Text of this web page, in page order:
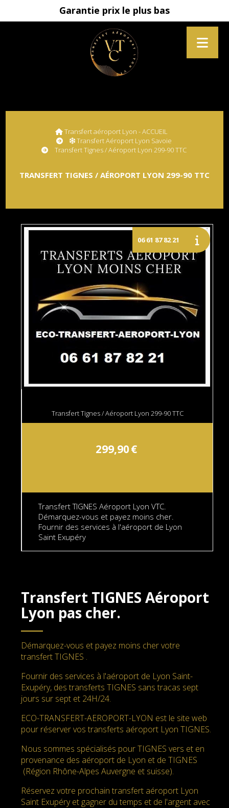
Garantie prix le plus bas
Transfert aéroport Lyon - ACCUEIL
Transfert Aéroport Lyon Savoie
Transfert Tignes / Aéroport Lyon 299-90 TTC
TRANSFERT TIGNES / AÉROPORT LYON 299-90 TTC
Transfert Tignes / Aéroport Lyon 299-90 TTC
299,90€
Transfert TIGNES Aéroport Lyon VTC.
Démarquez-vous et payez moins cher.
Fournir des services à l'aéroport de Lyon
Saint Exupéry
Transfert TIGNES Aéroport
Lyon pas cher.
Démarquez-vous et payez moins cher votre
transfert TIGNES .
Fournir des services à l'aéroport de Lyon Saint-
Exupéry, des transferts TIGNES sans tracas sept
jours sur sept et 24H/24.
ECO-TRANSFERT-AEROPORT-LYON est le site web
pour réserver vos transferts aéroport Lyon TIGNES.
Nous sommes spécialisés pour TIGNES vers et en
provenance des aéroport de Lyon et de TIGNES
(Région Rhône-Alpes Auvergne et suisse).
Réservez votre prochain transfert aéroport Lyon
Saint Exupéry et gagner du temps et de l'argent avec